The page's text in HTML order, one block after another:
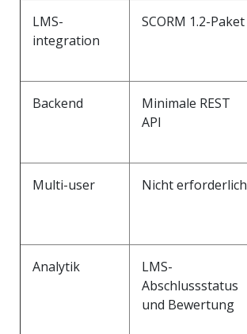
LMS-
integration
SCORM 1.2-Paket
Backend
Minimale REST
API
Multi-user Nicht erforderlich
Analytik
LMS-
Abschlussstatus
und Bewertung